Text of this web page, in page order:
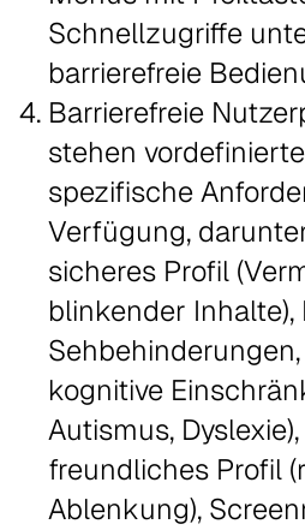
Schnellzugriffe
barrierefreie
Barrierefreie
stehen
spezifische
Verfügung,
sicheres Profil
blinkender
kognitive
Autismus,
freundliches Profil
Ablenkung),